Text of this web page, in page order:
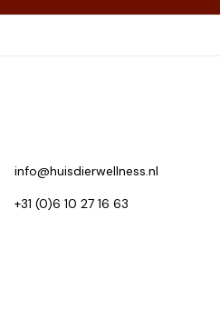
info@huisdierwellness.nl
+31 (0)6 10 27 16 63